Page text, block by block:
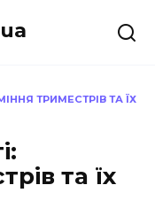
ТРИМЕСТРІВ ТА ЇХ
та їх